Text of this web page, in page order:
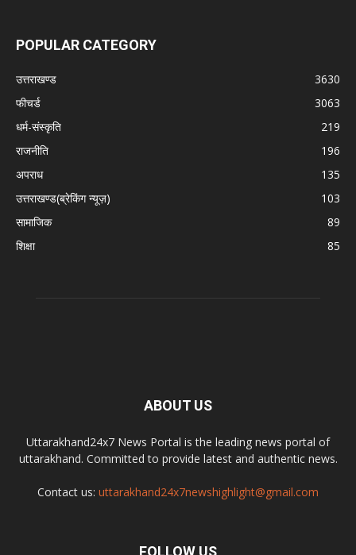
POPULAR CATEGORY
उत्तराखण्ड
3630
फीचर्ड
3063
धर्म-संस्कृति
219
राजनीति
196
अपराध
135
उत्तराखण्ड(ब्रेकिंग न्यूज़)
103
सामाजिक
89
शिक्षा
85
ABOUT US
Uttarakhand24x7 News Portal is the leading news portal of
uttarakhand. Committed to provide latest and authentic news.
Contact us: uttarakhand24x7newshighlight@gmail.com